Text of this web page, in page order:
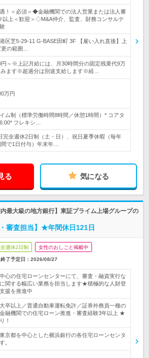
！＜必須＞◆金融機関での法人営業または法人審
以上＜歓迎＞◇M&A仲介、監査、財務コンサルテ
区芝5-29-11 G-BASE田町 3F 【雇い入れ直後】上
の範囲…
円～※上記月給には、月30時間分の固定残業代9万
みます※超過分は別途支給します※経…
万円
ム制（標準労働時間8時間／休憩1時間）* コアタ
フレキシ…
完全週休2日制（土・日）、祝日夏季休暇（毎年
で1日付与）年末年…
る 気になる
最大級の地方銀行】東証プライム上場グループの
審査担当】★年間休日121日
週休2日制 女性のおしごと掲載中
終了予定日： 2026/08/27
心の住宅ローンセンターにて、審査・融資実行な
関する幅広い業務を担当します★積極的な人財登
援を推進中
大卒以上／普通自動車運転免許／証券外務員一種の
融機関での住宅ローン推進・審査経験3年以上 ★
！
京都を中心とした横浜銀行の各住宅ローンセンタ
。